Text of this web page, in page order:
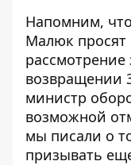
Напомним,
Малюк просят
рассмотрение
возвращении
министр
возможной
мы писали о
призывать